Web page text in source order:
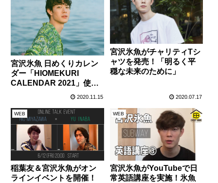
宮沢氷魚 日めくりカレン
ダー「HIOMEKURI
CALENDAR 2021」使用
カット全367ページの選り
2020.11.15
宮沢氷魚がチャリティTシ
ャツを発売！「明るく平
穏な未来のために」
2020.07.17
WEB
稲葉友＆宮沢氷魚がオン
ラインイベントを開催！
WEB
宮沢氷魚がYouTubeで日
常英語講座を実施！氷魚